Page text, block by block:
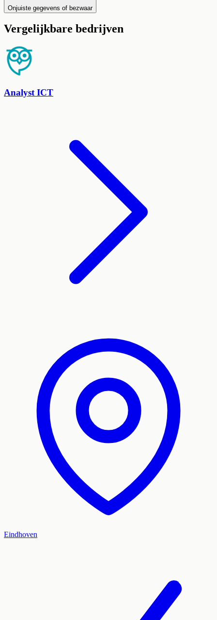
Onjuiste gegevens of bezwaar
Vergelijkbare bedrijven
Analyst ICT
Eindhoven